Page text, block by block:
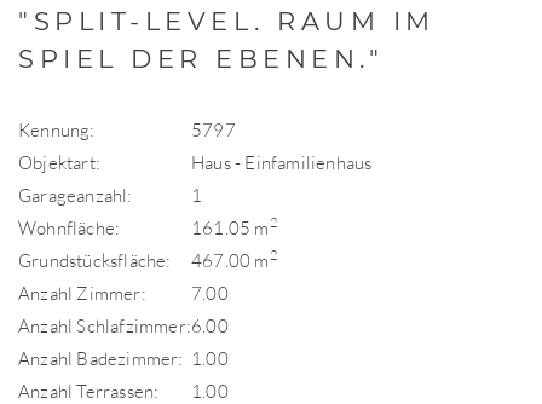
"SPLIT-LEVEL. RAUM IM
SPIEL DER EBENEN."
Kennung:
5797
Objektart:
Haus - Einfamilienhaus
Garageanzahl:
1
Wohnfläche:
161.05 m2
Grundstücksfläche: 467.00 m2
Anzahl Zimmer:
7.00
Anzahl Schlafzimmer:6.00
Anzahl Badezimmer: 1.00
Anzahl Terrassen:
1.00